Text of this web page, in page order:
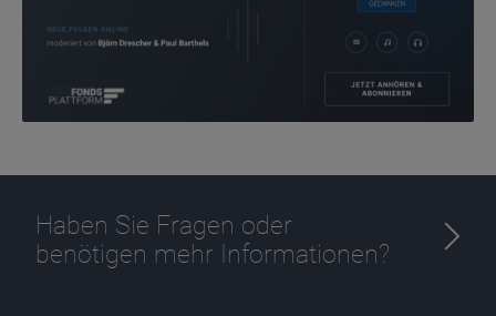
Haben Sie Fragen oder
benötigen mehr Informationen?